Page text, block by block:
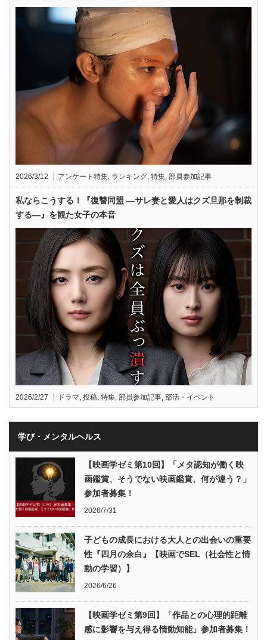
2026/3/12 アンケート特集 ランキング 特集 部員参加記事
私ならこうする！『復讐同盟 —サレ妻と愛人はクズ旦那を制裁
する—』を観た女子の本音
2026/2/27 ドラマ 投稿 特集 部員参加記事 部活・イベント
学び・メンタルヘルス
【映画学ゼミ第10回】「メタ認知が働く映
画鑑賞、そうでない映画鑑賞、何が違う？」
参加者募集！
2026/7/31
子どもの成長における大人との出会いの重要
性『四月の余白』【映画でSEL（社会性と情
動の学習）】
2026/6/26
【映画学ゼミ第9回】「作品との心理的距離
感に影響を与え得る情動知能」参加者募集！